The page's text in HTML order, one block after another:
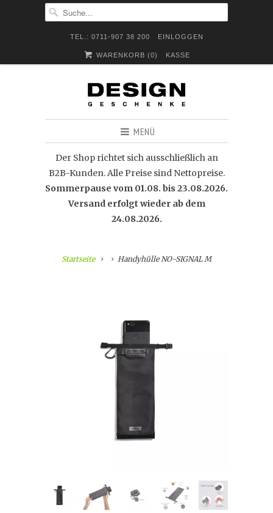
TEL.: 0711-907 38 200 EINLOGGEN
WARENKORB (0) KASSE
MENÜ
Der Shop richtet sich ausschließlich an
B2B-Kunden. Alle Preise sind Nettopreise.
Sommerpause vom 01.08. bis 23.08.2026.
Versand erfolgt wieder ab dem
24.08.2026.
Startseite Handyhülle NO-SIGNAL M